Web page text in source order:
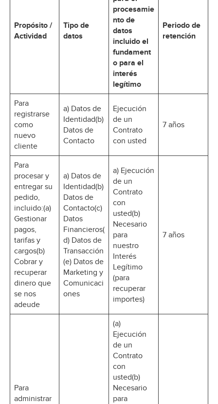
Propósito /
Actividad
Tipo de
datos
procesamie
nto de
datos
incluido el
fundament
o para el
interés
legítimo
Periodo de
retención
Para
registrarse
como
nuevo
cliente
a) Datos de
Identidad(b)
Datos de
Contacto
Ejecución
de un
Contrato
con usted
7 años
Para
procesar y
entregar su
pedido,
incluido:(a)
Gestionar
pagos,
tarifas y
cargos(b)
Cobrar y
recuperar
dinero que
se nos
adeude
a) Datos de
Identidad(b)
Datos de
Contacto(c)
Datos
Financieros(
d) Datos de
Transacción
(e) Datos de
Marketing y
Comunicaci
ones
a) Ejecución
de un
Contrato
con
usted(b)
Necesario
para
nuestro
Interés
Legítimo
(para
recuperar
importes)
7 años
Para
administrar
(a)
Ejecución
de un
Contrato
con
usted(b)
Necesario
para